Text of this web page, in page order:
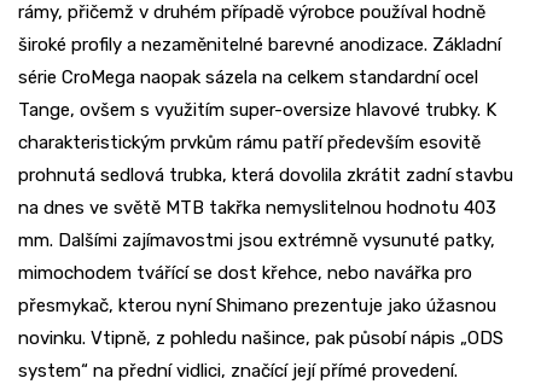
rámy, přičemž v druhém případě výrobce používal hodně
široké profily a nezaměnitelné barevné anodizace. Základní
série CroMega naopak sázela na celkem standardní ocel
Tange, ovšem s využitím super-oversize hlavové trubky. K
charakteristickým prvkům rámu patří především esovitě
prohnutá sedlová trubka, která dovolila zkrátit zadní stavbu
na dnes ve světě MTB takřka nemyslitelnou hodnotu 403
mm. Dalšími zajímavostmi jsou extrémně vysunuté patky,
mimochodem tvářící se dost křehce, nebo navářka pro
přesmykač, kterou nyní Shimano prezentuje jako úžasnou
novinku. Vtipně, z pohledu našince, pak působí nápis „ODS
system“ na přední vidlici, značící její přímé provedení.